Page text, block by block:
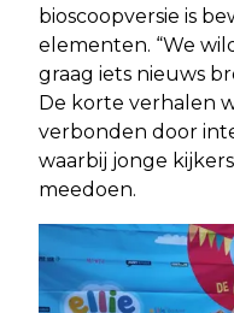
bioscoopversie is
elementen. “We
graag iets nieuws
De korte verhalen
verbonden door
waarbij jonge
meedoen.